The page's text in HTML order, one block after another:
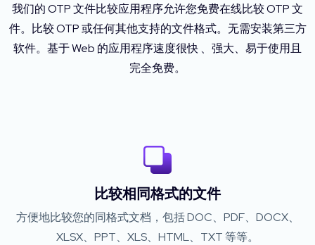
我们的 OTP 文件比较应用程序允许您免费在线比较 OTP 文
件。比较 OTP 或任何其他支持的文件格式。无需安装第三方
软件。基于 Web 的应用程序速度很快 、强大、易于使用且
完全免费。
比较相同格式的文件
方便地比较您的同格式文档，包括 DOC、PDF、DOCX、
XLSX、PPT、XLS、HTML、TXT 等等。